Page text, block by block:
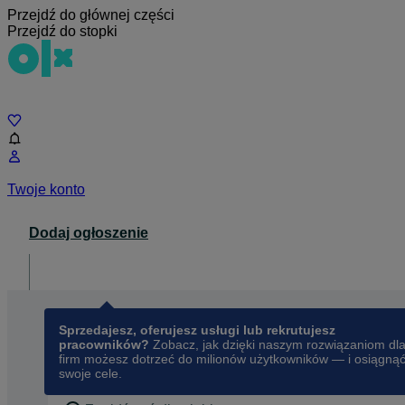
Przejdź do głównej części
Przejdź do stopki
Twoje konto
Dodaj ogłoszenie
Sprzedajesz, oferujesz usługi lub rekrutujesz
pracowników? Zobacz, jak dzięki naszym rozwiązaniom dla
firm możesz dotrzeć do milionów użytkowników — i osiągnąć
swoje cele.